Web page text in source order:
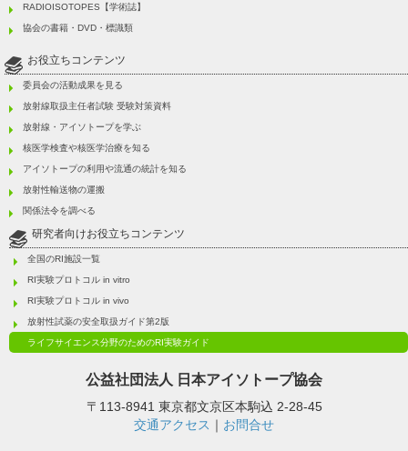
RADIOISOTOPES【学術誌】
協会の書籍・DVD・標識類
お役立ちコンテンツ
委員会の活動成果を見る
放射線取扱主任者試験 受験対策資料
放射線・アイソトープを学ぶ
核医学検査や核医学治療を知る
アイソトープの利用や流通の統計を知る
放射性輸送物の運搬
関係法令を調べる
研究者向けお役立ちコンテンツ
全国のRI施設一覧
RI実験プロトコル in vitro
RI実験プロトコル in vivo
放射性試薬の安全取扱ガイド第2版
ライフサイエンス分野のためのRI実験ガイド
公益社団法人 日本アイソトープ協会
〒113-8941 東京都文京区本駒込 2-28-45
交通アクセス ｜ お問合せ